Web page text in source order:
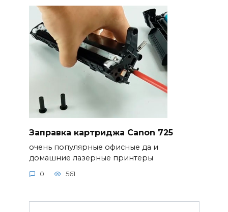
Заправка картриджа Canon 725
очень популярные офисные да и
домашние лазерные принтеры
0 561